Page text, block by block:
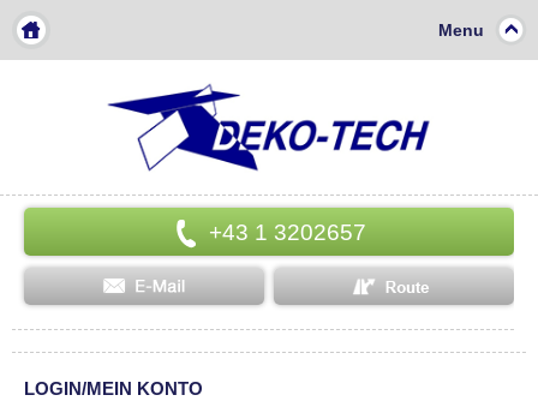
Menu
+43 1 3202657
LOGIN/MEIN KONTO